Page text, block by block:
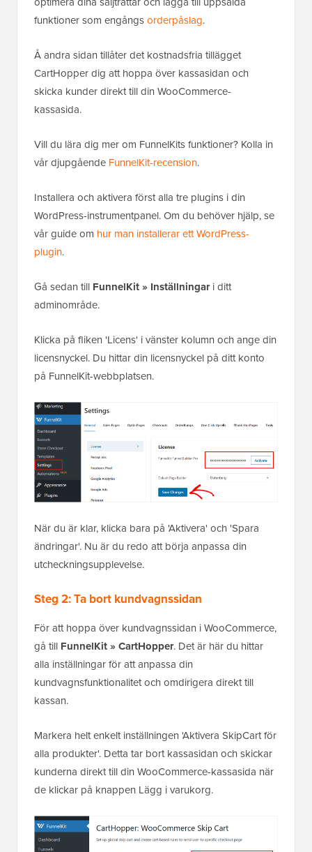
funktioner som engångsorderpåslag.
Å andra sidan tillåter det kostnadsfria tillägget
CartHopper dig att hoppa över kassasidan och
skicka kunder direkt till din WooCommerce-
kassasida.
Vill du lära dig mer om FunnelKits funktioner? Kolla in
vår djupgående FunnelKit-recension.
Installera och aktivera först alla tre plugins i din
WordPress-instrumentpanel. Om du behöver hjälp, se
vår guide om hur man installerar ett WordPress-
plugin.
Gå sedan till FunnelKit » Inställningari ditt
adminområde.
Klicka på fliken 'Licens' i vänster kolumn och ange din
licensnyckel. Du hittar din licensnyckel på ditt konto
på FunnelKit-webbplatsen.
När du är klar, klicka bara på 'Aktivera' och 'Spara
ändringar'. Nu är du redo att börja anpassa din
utcheckningsupplevelse.
Steg 2: Ta bort kundvagnssidan
För att hoppa över kundvagnssidan i WooCommerce,
gå till FunnelKit » CartHopper. Det är här du hittar
alla inställningar för att anpassa din
kundvagnsfunktionalitet och omdirigera direkt till
kassan.
Markera helt enkelt inställningen 'Aktivera SkipCart för
alla produkter'. Detta tar bort kassasidan och skickar
kunderna direkt till din WooCommerce-kassasida när
de klickar på knappen Lägg i varukorg.